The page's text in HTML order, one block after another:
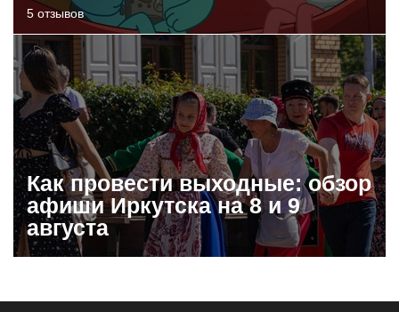
5 отзывов
Как провести выходные: обзор
афиши Иркутска на 8 и 9
августа